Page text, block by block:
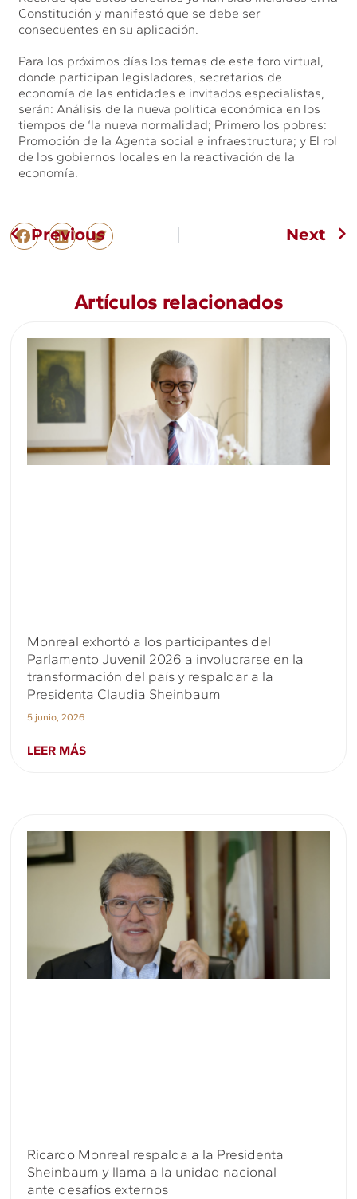
Constitución y manifestó que se debe ser
consecuentes en su aplicación.
Para los próximos días los temas de este foro virtual,
donde participan legisladores, secretarios de
economía de las entidades e invitados especialistas,
serán: Análisis de la nueva política económica en los
tiempos de ‘la nueva normalidad; Primero los pobres:
Promoción de la Agenta social e infraestructura; y El rol
de los gobiernos locales en la reactivación de la
economía.
Previous Next
Artículos relacionados
Monreal exhortó a los participantes del
Parlamento Juvenil 2026 a involucrarse en la
transformación del país y respaldar a la
Presidenta Claudia Sheinbaum
5 junio, 2026
LEER MÁS
Ricardo Monreal respalda a la Presidenta
Sheinbaum y llama a la unidad nacional
ante desafíos externos